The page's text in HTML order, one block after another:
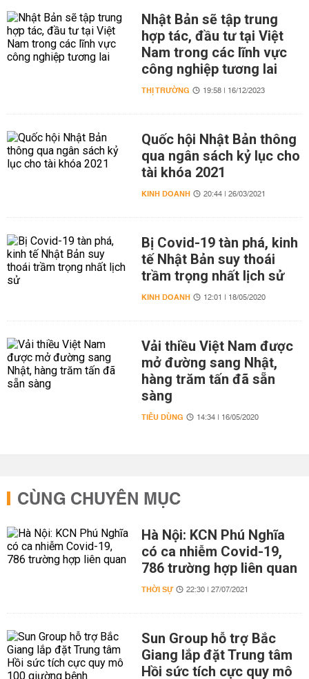
Nhật Bản sẽ tập trung
hợp tác, đầu tư tại Việt
Nam trong các lĩnh vực
công nghiệp tương lai
THỊ TRƯỜNG 19:58 | 16/12/2023
Quốc hội Nhật Bản thông
qua ngân sách kỷ lục cho
tài khóa 2021
KINH DOANH 20:44 | 26/03/2021
Bị Covid-19 tàn phá, kinh
tế Nhật Bản suy thoái
trầm trọng nhất lịch sử
KINH DOANH 12:01 | 18/05/2020
Vải thiều Việt Nam được
mở đường sang Nhật,
hàng trăm tấn đã sẵn
sàng
TIÊU DÙNG 14:34 | 16/05/2020
CÙNG CHUYÊN MỤC
Hà Nội: KCN Phú Nghĩa
có ca nhiễm Covid-19,
786 trường hợp liên quan
THỜI SỰ 22:30 | 27/07/2021
Sun Group hỗ trợ Bắc
Giang lắp đặt Trung tâm
Hồi sức tích cực quy mô